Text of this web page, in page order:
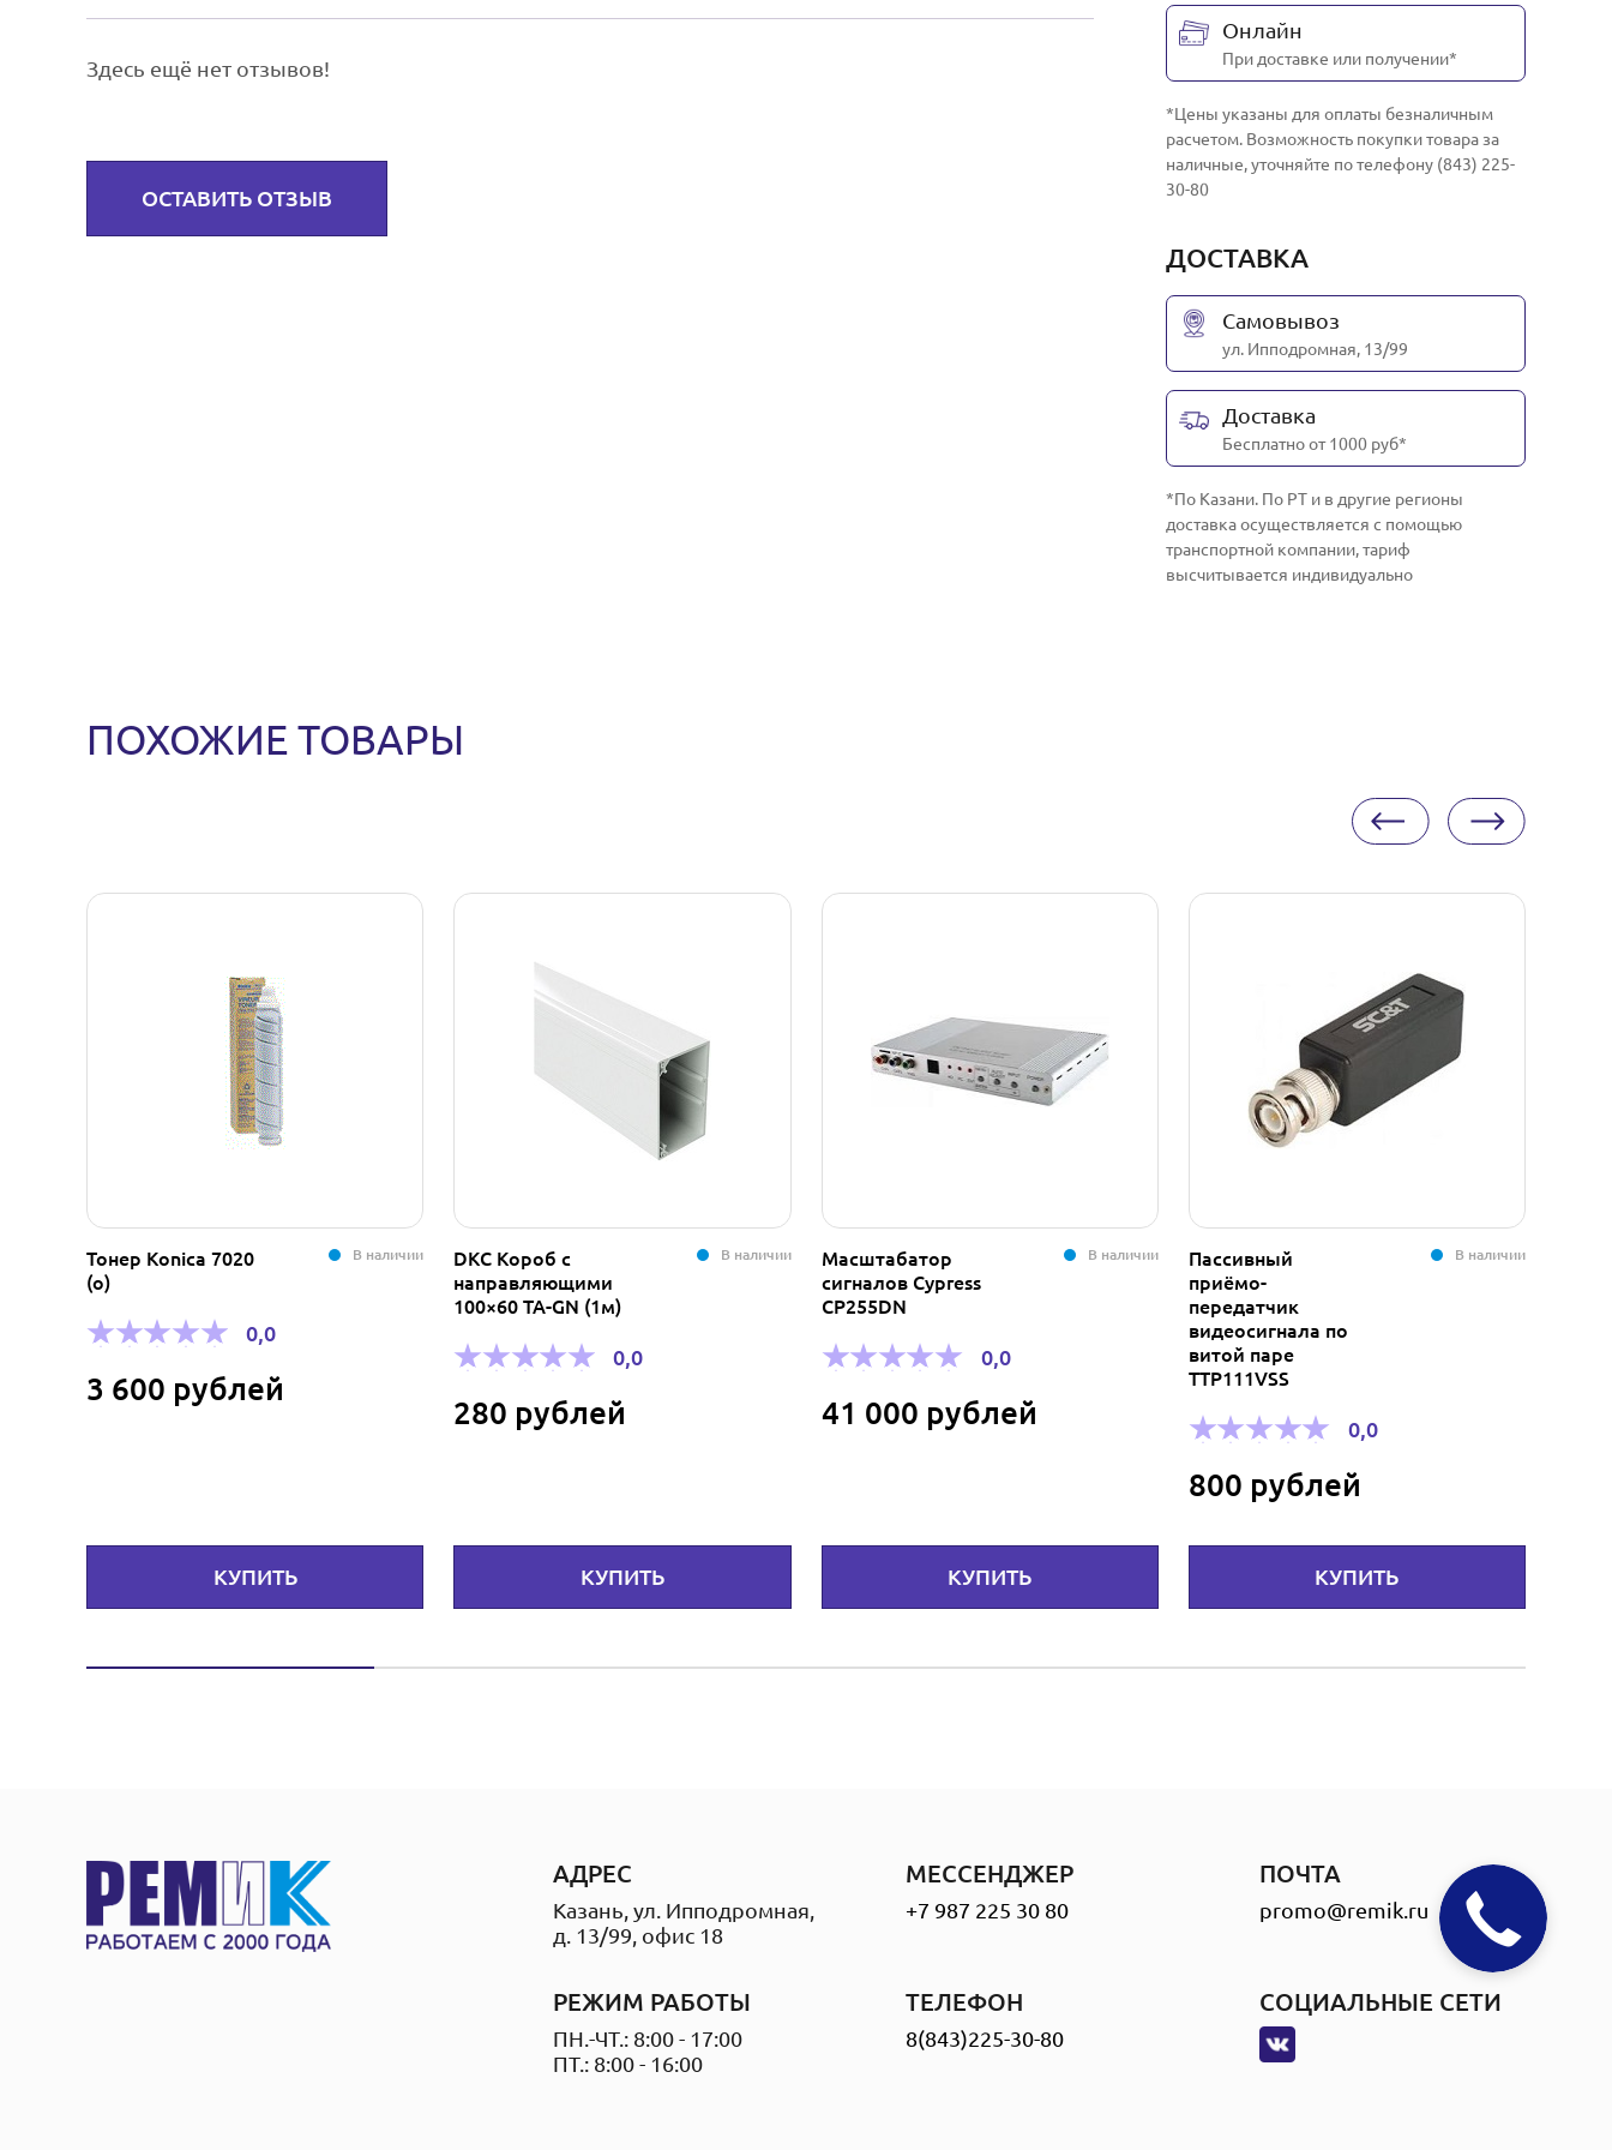
Здесь ещё нет отзывов!
ОСТАВИТЬ ОТЗЫВ
Онлайн
При доставке или получении*
*Цены указаны для оплаты безналичным
расчетом. Возможность покупки товара за
наличные, уточняйте по телефону (843) 225-
30-80
ДОСТАВКА
Самовывоз
ул. Ипподромная, 13/99
Доставка
Бесплатно от 1000 руб*
*По Казани. По РТ и в другие регионы
доставка осуществляется с помощью
транспортной компании, тариф
высчитывается индивидуально
ПОХОЖИЕ ТОВАРЫ
Тонер Konica 7020
(о)
В наличии
0,0
3 600 рублей
КУПИТЬ
DKC Короб с
направляющими
100×60 TA-GN (1м)
В наличии
0,0
280 рублей
КУПИТЬ
Масштабатор
сигналов Cypress
CP255DN
В наличии
0,0
41 000 рублей
КУПИТЬ
Пассивный
приёмо-
передатчик
видеосигнала по
витой паре
TTP111VSS
В наличии
0,0
800 рублей
КУПИТЬ
АДРЕС
Казань, ул. Ипподромная,
д. 13/99, офис 18
МЕССЕНДЖЕР
+7 987 225 30 80
ПОЧТА
promo@remik.ru
РЕЖИМ РАБОТЫ
ПН.-ЧТ.: 8:00 - 17:00
ПТ.: 8:00 - 16:00
ТЕЛЕФОН
8(843)225-30-80
СОЦИАЛЬНЫЕ СЕТИ